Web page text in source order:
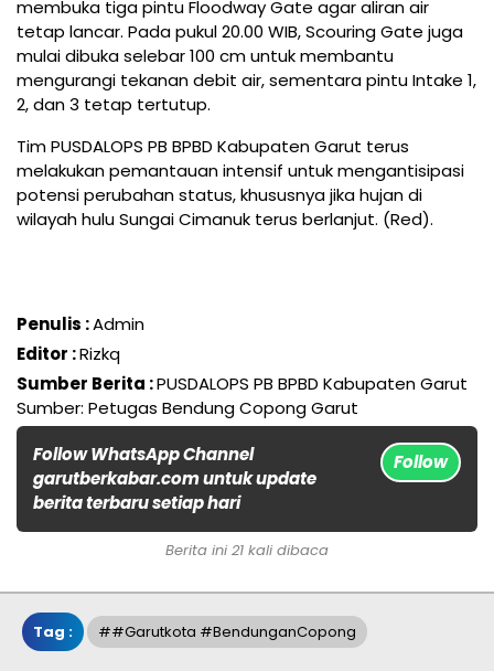
membuka tiga pintu Floodway Gate agar aliran air
tetap lancar. Pada pukul 20.00 WIB, Scouring Gate juga
mulai dibuka selebar 100 cm untuk membantu
mengurangi tekanan debit air, sementara pintu Intake 1,
2, dan 3 tetap tertutup.
Tim PUSDALOPS PB BPBD Kabupaten Garut terus
melakukan pemantauan intensif untuk mengantisipasi
potensi perubahan status, khususnya jika hujan di
wilayah hulu Sungai Cimanuk terus berlanjut. (Red).
Penulis :Admin
Editor :Rizkq
Sumber Berita :PUSDALOPS PB BPBD Kabupaten Garut
Sumber: Petugas Bendung Copong Garut
Follow WhatsApp Channel
garutberkabar.com untuk update
berita terbaru setiap hari
Follow
Berita ini 21 kali dibaca
Tag : ##Garutkota #BendunganCopong